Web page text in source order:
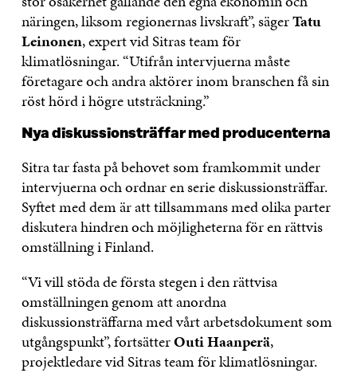
näringen, liksom regionernas livskraft”, sägerTatu
Leinonen, expert vid Sitras team för
klimatlösningar. “Utifrån intervjuerna måste
företagare och andra aktörer inom branschen få sin
röst hörd i högre utsträckning.”
Nya diskussionsträffar med producenterna
Sitra tar fasta på behovet som framkommit under
intervjuerna och ordnar en serie diskussionsträffar.
Syftet med dem är att tillsammans med olika parter
diskutera hindren och möjligheterna för en rättvis
omställning i Finland.
“Vi vill stöda de första stegen i den rättvisa
omställningen genom att anordna
diskussionsträffarna med vårt arbetsdokument som
utgångspunkt”, fortsätterOuti Haanperä,
projektledare vid Sitras team för klimatlösningar.